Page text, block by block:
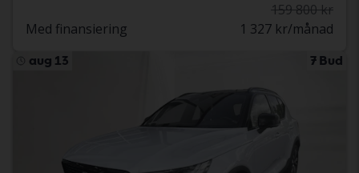
159 800 kr
Med finansiering
1 327 kr/månad
aug 13 7 Bud